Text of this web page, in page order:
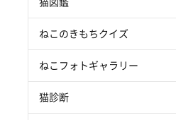
ねこのきもちクイズ
ねこフォトギャラリー
猫診断